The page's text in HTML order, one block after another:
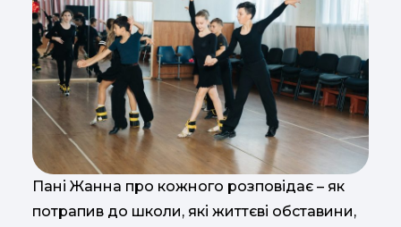
Пані Жанна про кожного розповідає – як
потрапив до школи, які життєві обставини,